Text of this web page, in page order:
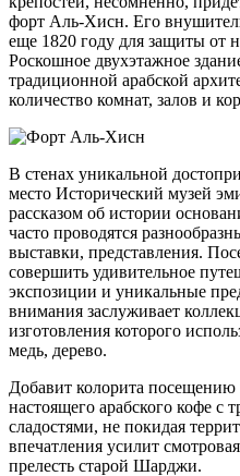
форт Аль-Хисн. Его
еще 1820 году для защиты от
Роскошное двухэтажное
традиционной арабской
количество комнат, залов и
В стенах уникальной
место Исторический музей
рассказом об истории
часто проводятся
выставки, представления.
совершить удивительное
экспозиции и уникальные
внимания заслуживает
изготовления которого
медь, дерево.
Добавит колорита посещению
настоящего арабского кофе
сладостями, не покидая
впечатления усилит
прелесть старой Шарджи.